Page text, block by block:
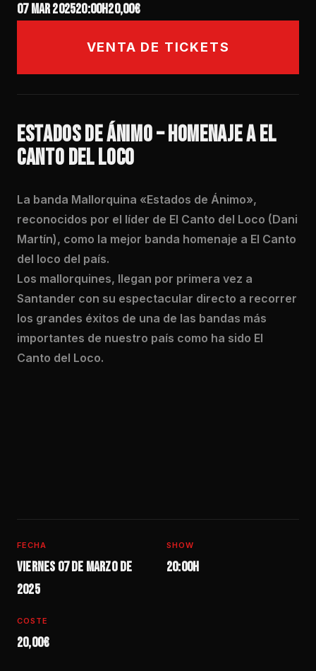
07 mar 202520:00h20,00€
VENTA DE TICKETS
ESTADOS DE ÁNIMO – HOMENAJE A EL
CANTO DEL LOCO
La banda Mallorquina «Estados de Ánimo»,
reconocidos por el líder de El Canto del Loco (Dani
Martín), como la mejor banda homenaje a El Canto
del loco del país.
Los mallorquines, llegan por primera vez a
Santander con su espectacular directo a recorrer
los grandes éxitos de una de las bandas más
importantes de nuestro país como ha sido El
Canto del Loco.
FECHA
Viernes 07 de marzo de
2025
SHOW
20:00h
COSTE
20,00€